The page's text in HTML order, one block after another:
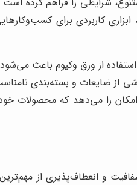
کاربردی برای
از ورق وکیوم باعث
از ضایعات و بسته‌بندی
را می‌دهد که محصولات خود
و انعطاف‌پذیری از